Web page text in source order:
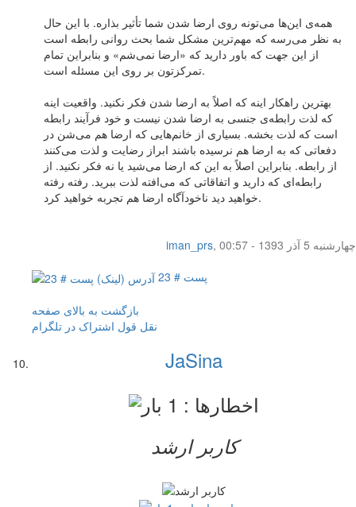
همه‌ی این‌ها می‌تونه روی ارضا شدن شما تأثیر بذاره. با این حال
به نظر می‌رسه که مهم‌ترین مشکل شما بحث روانی رابطه است
از این جهت که باور دارید که «ارضا نمی‌شم‌» و بنابراین تمام
تمرکزتون بر روی این مسئله است.
بهترین راهکار اینه که اصلاً به ارضا شدن فکر نکنید. واقعیت اینه
که لذت رابطه‌ی جنسی به ارضا شدن نیست و خود فرآیند رابطه
است که لذت بخشه. بسیاری از خانم‌هایی که ارضا هم می‌شن در
دفعاتی که به ارضا هم نرسیده باشند ابراز رضایت و لذت می‌کنند
از رابطه. بنابراین اصلاً به این که ارضا می‌شید یا نه فکر نکنید. از
رابطه‌ای که دارید و اتفاقاتی که می‌افته لذت ببرید. رفته رفته
خواهید دید ناخودآگاه ارضا هم تجربه خواهید کرد.
iman_prs,
چهار‌شنبه 5 آذر 1393 - 00:57
پست # 23
بازگشت به بالای صفحه
نقل قول اشتراک در تلگرام
JaSina
کاربر ارشد